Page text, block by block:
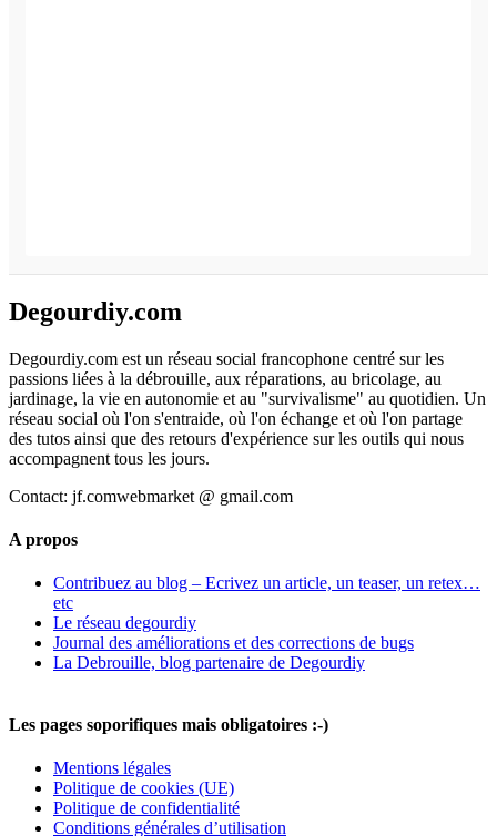
Degourdiy.com
Degourdiy.com est un réseau social francophone centré sur les
passions liées à la débrouille, aux réparations, au bricolage, au
jardinage, la vie en autonomie et au "survivalisme" au quotidien. Un
réseau social où l'on s'entraide, où l'on échange et où l'on partage
des tutos ainsi que des retours d'expérience sur les outils qui nous
accompagnent tous les jours.
Contact: jf.comwebmarket @ gmail.com
A propos
Contribuez au blog – Ecrivez un article, un teaser, un retex…
etc
Le réseau degourdiy
Journal des améliorations et des corrections de bugs
La Debrouille, blog partenaire de Degourdiy
Les pages soporifiques mais obligatoires :-)
Mentions légales
Politique de cookies (UE)
Politique de confidentialité
Conditions générales d’utilisation